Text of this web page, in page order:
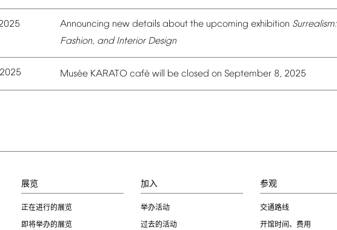
Announcing new details about the upcoming exhibition Surrealism:
Fashion, and Interior Design
Musée KARATO café will be closed on September 8, 2025
展览
正在进行的展览
即将举办的展览
加入
举办活动
过去的活动
参观
交通路线
开馆时间、费用